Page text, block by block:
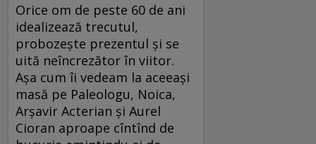
Orice om de peste 60 de ani
idealizează trecutul,
probozește prezentul și se
uită neîncrezător în viitor.
Așa cum îi vedeam la aceeași
masă pe Paleologu, Noica,
Arșavir Acterian și Aurel
Cioran aproape cîntînd de